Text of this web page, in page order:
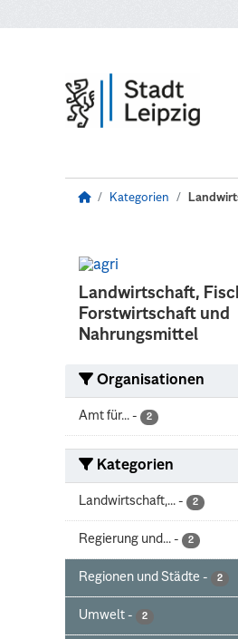
Kategorien
Landwirtschaft,
Forstwirtschaft und
Nahrungsmittel
Organisationen
Amt für... - 2
Kategorien
Landwirtschaft,... - 2
Regierung und... - 2
Regionen und Städte - 2
Umwelt - 2